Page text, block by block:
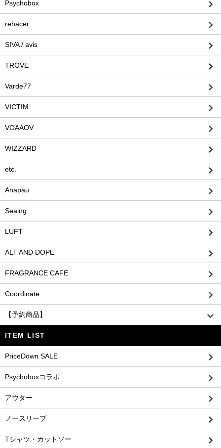
Psychobox
rehacer
SIVA / avis
TROVE
Varde77
VICTIM
VOAAOV
WIZZARD
etc.
Anapau
Seaing
LUFT
ALT AND DOPE
FRAGRANCE CAFE
Coordinate
【予約商品】
ITEM LIST
PriceDown SALE
Psychoboxコラボ
アウター
ノースリーブ
Tシャツ・カットソー